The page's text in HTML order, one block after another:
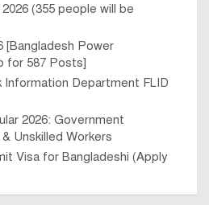
(355 people will be
[Bangladesh Power
for 587 Posts]
Information Department FLID
2026: Government
Unskilled Workers
Visa for Bangladeshi (Apply